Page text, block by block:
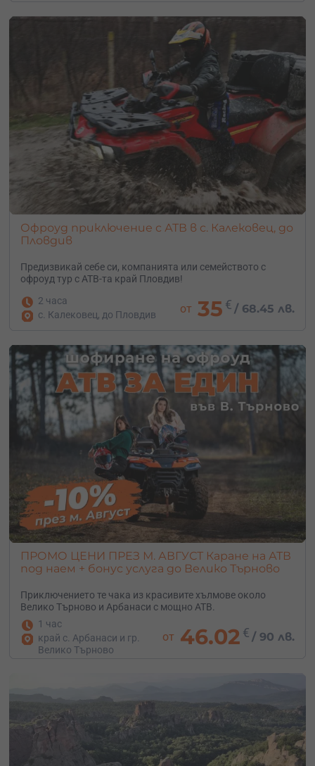
Офроуд приключение с АТВ в с. Калековец, до
Пловдив
Предизвикай себе си, компанията или семейството с
офроуд тур с АТВ-та край Пловдив!
2 часа
с. Калековец, до Пловдив
от 35 € /68.45 лв.
ПРОМО ЦЕНИ ПРЕЗ М. АВГУСТ Каране на АТВ
под наем + бонус услуга до Велико Търново
Приключението те чака из красивите хълмове около
Велико Търново и Арбанаси с мощно АТВ.
1 час
край с. Арбанаси и гр.
Велико Търново
от 46.02 € /90 лв.